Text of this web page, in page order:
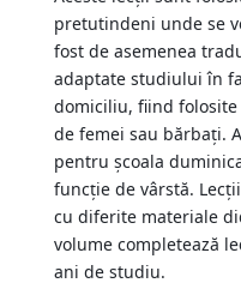
pretutindeni unde se
fost de asemenea
adaptate studiului în
domiciliu, fiind
de femei sau bărbaţi.
pentru şcoala
funcţie de vârstă.
cu diferite materiale
volume completează
ani de studiu.